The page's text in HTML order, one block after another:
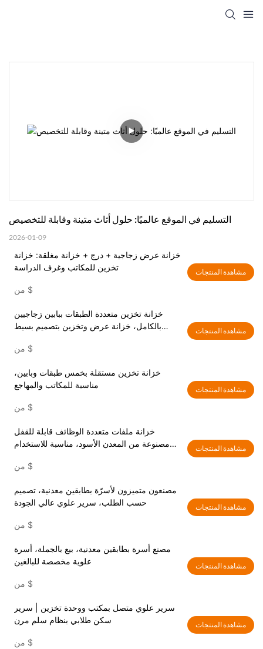
التسليم في الموقع عالميًا: حلول أثاث متينة وقابلة للتخصيص
2026-01-09
خزانة عرض زجاجية + درج + خزانة مغلقة: خزانة
تخزين للمكاتب وغرف الدراسة
$
مشاهدة المنتجات
خزانة تخزين متعددة الطبقات ببابين زجاجيين
بالكامل، خزانة عرض وتخزين بتصميم بسيط
$
مشاهدة المنتجات
خزانة تخزين مستقلة بخمس طبقات وبابين،
مناسبة للمكاتب والمهاجع
$
مشاهدة المنتجات
خزانة ملفات متعددة الوظائف قابلة للقفل
مصنوعة من المعدن الأسود، مناسبة للاستخدام
$
مشاهدة المنتجات
مصنعون متميزون لأسرّة بطابقين معدنية، تصميم
حسب الطلب، سرير علوي عالي الجودة
$
مشاهدة المنتجات
مصنع أسرة بطابقين معدنية، بيع بالجملة، أسرة
علوية مخصصة للبالغين
$
مشاهدة المنتجات
سرير علوي متصل بمكتب ووحدة تخزين | سرير
سكن طلابي بنظام سلم مرن
$
مشاهدة المنتجات